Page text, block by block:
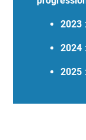
2023
2024
2025